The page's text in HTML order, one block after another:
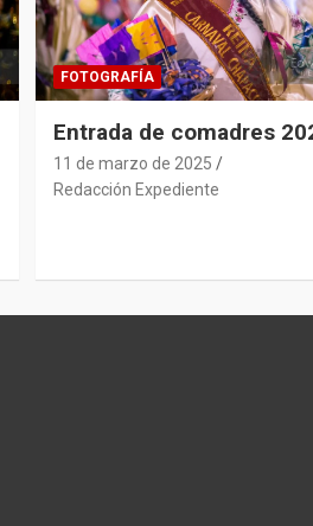
FOTOGRAFÍA
Entrada de comadres
11 de marzo de 2025
Redacción Expediente